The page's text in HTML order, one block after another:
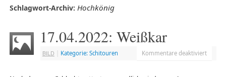
Schlagwort-Archiv: Hochkönig
17.04.2022: Weißkar
BILD Kategorie: Schitouren Kommentare deaktiviert